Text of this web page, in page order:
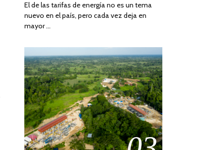
DE
2022
El de las tarifas de energía no es un tema
nuevo en el país, pero cada vez deja en
mayor …